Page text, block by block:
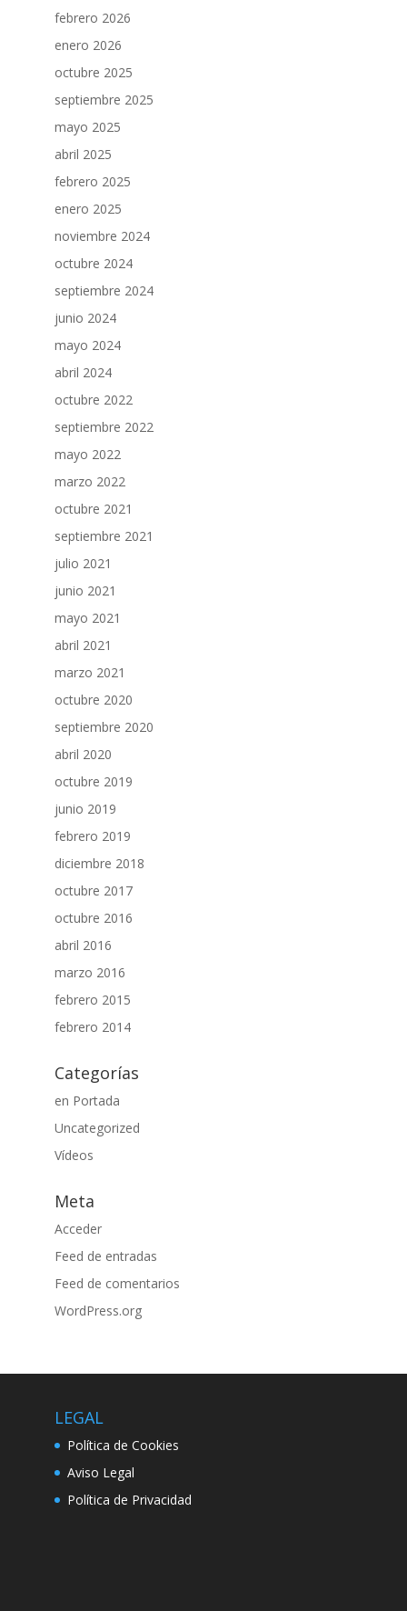
febrero 2026
enero 2026
octubre 2025
septiembre 2025
mayo 2025
abril 2025
febrero 2025
enero 2025
noviembre 2024
octubre 2024
septiembre 2024
junio 2024
mayo 2024
abril 2024
octubre 2022
septiembre 2022
mayo 2022
marzo 2022
octubre 2021
septiembre 2021
julio 2021
junio 2021
mayo 2021
abril 2021
marzo 2021
octubre 2020
septiembre 2020
abril 2020
octubre 2019
junio 2019
febrero 2019
diciembre 2018
octubre 2017
octubre 2016
abril 2016
marzo 2016
febrero 2015
febrero 2014
Categorías
en Portada
Uncategorized
Vídeos
Meta
Acceder
Feed de entradas
Feed de comentarios
WordPress.org
LEGAL
Política de Cookies
Aviso Legal
Política de Privacidad